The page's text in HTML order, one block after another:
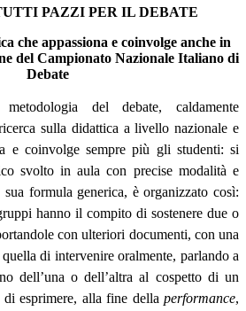
PAZZI PER IL DEBATE
che appassiona e coinvolge anche in
del Campionato Nazionale Italiano di
Debate
del debate, caldamente
sulla didattica a livello nazionale e
e coinvolge sempre più gli studenti: si
svolto in aula con precise modalità e
formula generica, è organizzato così:
hanno il compito di sostenere due o
con ulteriori documenti, con una
di intervenire oralmente, parlando a
dell’una o dell’altra al cospetto di un
esprimere, alla fine della performance,